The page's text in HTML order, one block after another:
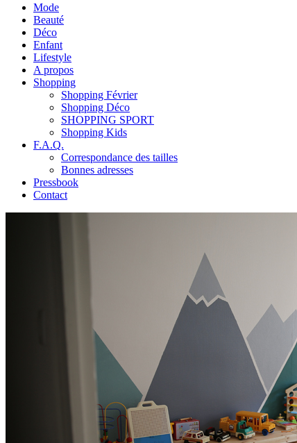
Mode
Beauté
Déco
Enfant
Lifestyle
A propos
Shopping
Shopping Février
Shopping Déco
SHOPPING SPORT
Shopping Kids
F.A.Q.
Correspondance des tailles
Bonnes adresses
Pressbook
Contact